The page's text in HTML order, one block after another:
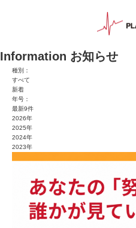
Information お知らせ
種別：
すべて
新着
年号：
最新9件
2026年
2025年
2024年
2023年